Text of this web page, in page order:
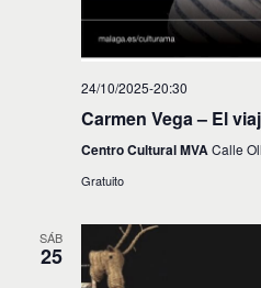
24/10/2025-20:30
Carmen Vega – El
Centro Cultural MVACalle
Gratuito
SÁB
25